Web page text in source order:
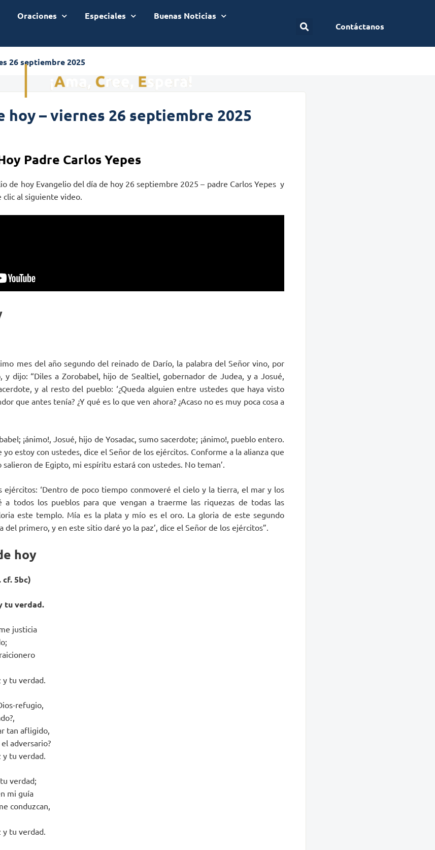
Oraciones Especiales
Buenas Noticias
Contáctanos
26 septiembre 2025
hoy – viernes 26 septiembre 2025
Padre Carlos Yepes
de hoy Evangelio del día de hoy 26 septiembre 2025 – padre Carlos Yepes y
al siguiente video.
mes del año segundo del reinado de Darío, la palabra del Señor vino, por
dijo: “Diles a Zorobabel, hijo de Sealtiel, gobernador de Judea, y a Josué,
y al resto del pueblo: ‘¿Queda alguien entre ustedes que haya visto
que antes tenía? ¿Y qué es lo que ven ahora? ¿Acaso no es muy poca cosa a
¡ánimo!, Josué, hijo de Yosadac, sumo sacerdote; ¡ánimo!, pueblo entero.
yo estoy con ustedes, dice el Señor de los ejércitos. Conforme a la alianza que
salieron de Egipto, mi espíritu estará con ustedes. No teman’.
ejércitos: ‘Dentro de poco tiempo conmoveré el cielo y la tierra, el mar y los
a todos los pueblos para que vengan a traerme las riquezas de todas las
este templo. Mía es la plata y mío es el oro. La gloria de este segundo
del primero, y en este sitio daré yo la paz’, dice el Señor de los ejércitos”.
hoy
cf. 5bc)
tu verdad.
justicia
y tu verdad.
refugio,
tan afligido,
adversario?
y tu verdad.
verdad;
mi guía
conduzcan,
y tu verdad.